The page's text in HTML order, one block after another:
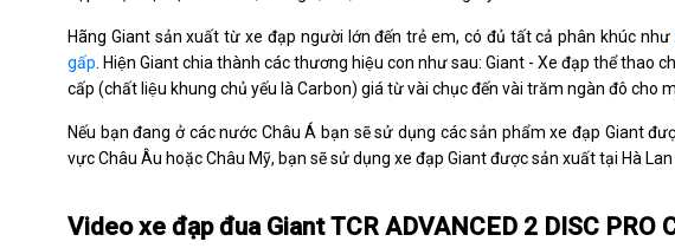
Hãng Giant sản xuất từ xe đạp người lớn đến trẻ em, có đủ tất cả phân khúc như
gấp. Hiện Giant chia thành các thương hiệu con như sau: Giant - Xe đạp thể thao
cấp (chất liệu khung chủ yếu là Carbon) giá từ vài chục đến vài trăm ngàn đô cho
Nếu bạn đang ở các nước Châu Á bạn sẽ sử dụng các sản phẩm xe đạp Giant
vực Châu Âu hoặc Châu Mỹ, bạn sẽ sử dụng xe đạp Giant được sản xuất tại Hà
Video xe đạp đua Giant TCR ADVANCED 2 DISC PRO